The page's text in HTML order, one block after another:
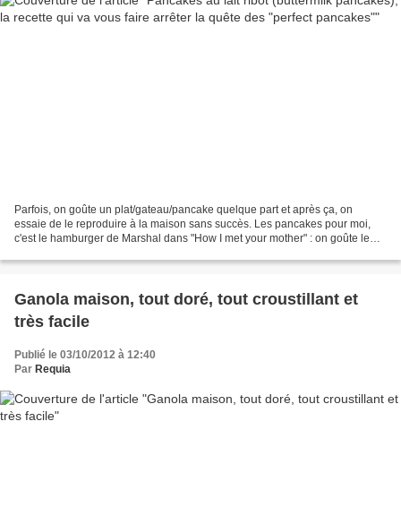
Parfois, on goûte un plat/gateau/pancake quelque part et après ça, on
essaie de le reproduire à la maison sans succès. Les pancakes pour moi,
c'est le hamburger de Marshal dans "How I met your mother" : on goûte le
Ganola maison, tout doré, tout croustillant et
très facile
Publié le 03/10/2012 à 12:40
Par Requia